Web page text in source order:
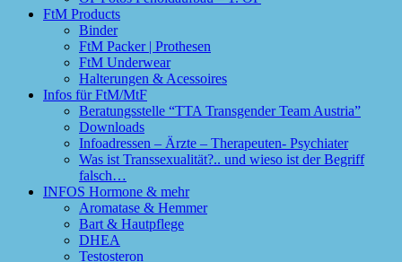
FtM Products
Binder
FtM Packer | Prothesen
FtM Underwear
Halterungen & Acessoires
Infos für FtM/MtF
Beratungsstelle “TTA Transgender Team Austria”
Downloads
Infoadressen – Ärzte – Therapeuten- Psychiater
Was ist Transsexualität?.. und wieso ist der Begriff
falsch…
INFOS Hormone & mehr
Aromatase & Hemmer
Bart & Hautpflege
DHEA
Testosteron